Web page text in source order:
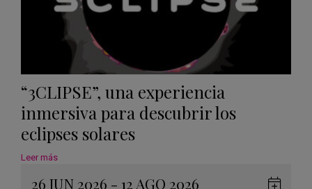
“3CLIPSE”, una experiencia
inmersiva para descubrir los
eclipses solares
Leer más
26 JUN 2026 - 12 AGO 2026